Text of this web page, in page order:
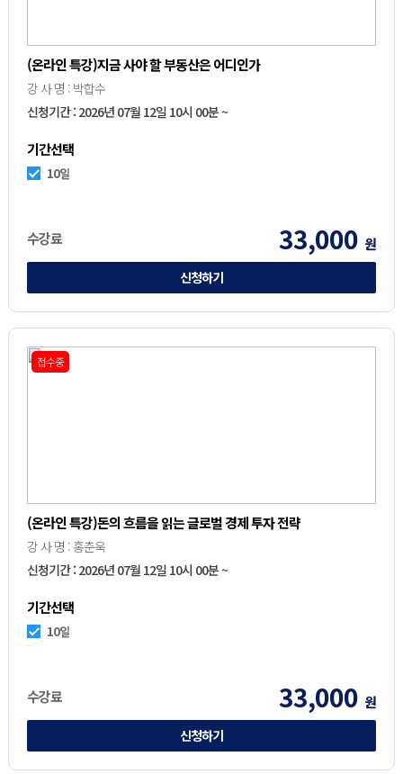
(온라인 특강)지금 사야 할 부동산은 어디인가
강 사 명 : 박합수
신청기간 : 2026년 07월 12일 10시 00분 ~
기간선택
10일
수강료 33,000 원
신청하기
접수중
(온라인 특강)돈의 흐름을 읽는 글로벌 경제 투자 전략
강 사 명 : 홍춘욱
신청기간 : 2026년 07월 12일 10시 00분 ~
기간선택
10일
수강료 33,000 원
신청하기